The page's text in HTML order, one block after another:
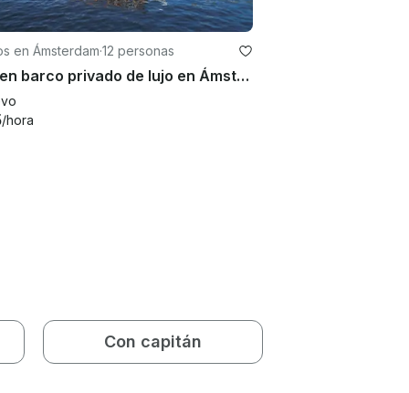
en Ámsterdam·12 personas
Tour en barco privado de lujo en Ámsterdam
/hora
Con capitán